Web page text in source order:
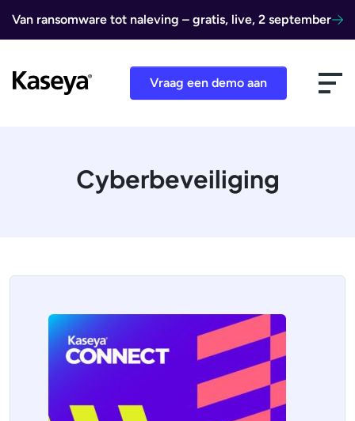
Van ransomware tot naleving – gratis, live, 2 september
Vraag een demo aan
Cyberbeveiliging